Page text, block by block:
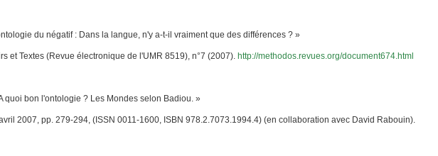
du négatif : Dans la langue, n'y a-t-il vraiment que des différences ? »
et Textes(Revue électronique de l'UMR 8519) , n°7 (2007).http://methodos.revues.org/document674.html
bon l'ontologie ? Les Mondes selon Badiou. »
avril 2007, pp. 279-294, (ISSN 0011-1600, ISBN 978.2.7073.1994.4) (en collaboration avec David Rabouin).